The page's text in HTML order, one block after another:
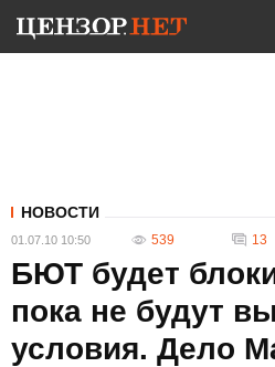
НОВОСТИ
01.07.10 10:50 539 13
БЮТ будет
пока не будут
условия. Дело